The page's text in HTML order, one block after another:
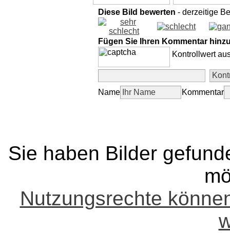
Diese Bild bewerten - derzeitige
Fügen Sie Ihren Kommentar
Kontrollwert
Name Kommentar
Sie haben Bilder
Nutzungsrechte